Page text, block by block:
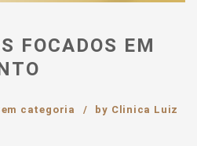
FOCADOS EM
categoria by Clinica Luiz